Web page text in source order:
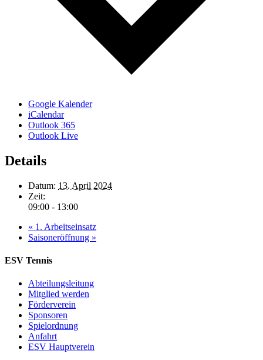
Google Kalender
iCalendar
Outlook 365
Outlook Live
Details
Datum: 13. April 2024
Zeit:
09:00 - 13:00
« 1. Arbeitseinsatz
Saisoneröffnung »
ESV Tennis
Abteilungsleitung
Mitglied werden
Förderverein
Sponsoren
Spielordnung
Anfahrt
ESV Hauptverein